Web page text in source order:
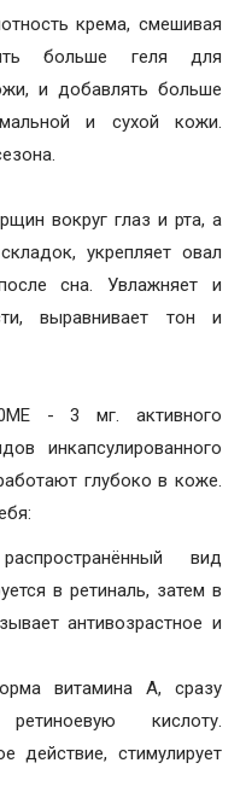
крема, смешивая
больше геля для
и добавлять больше
и сухой кожи.
вокруг глаз и рта, а
укрепляет овал
сна. Увлажняет и
выравнивает тон и
- 3 мг. активного
инкапсулированного
глубоко в коже.
вид
в ретиналь, затем в
антивозрастное и
витамина A, сразу
кислоту.
действие, стимулирует